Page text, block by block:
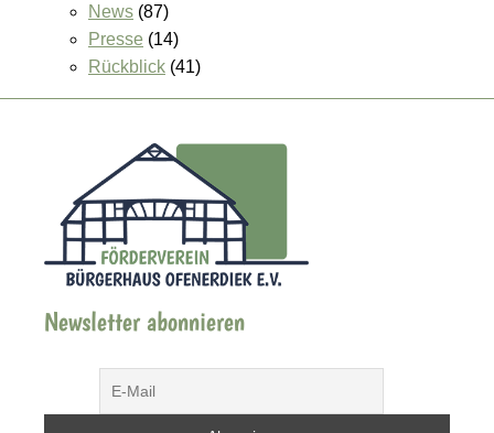
News (87)
Presse (14)
Rückblick (41)
Newsletter abonnieren